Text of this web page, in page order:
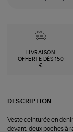
LIVRAISON
OFFERTE DÈS 150
€
DESCRIPTION
Veste ceinturée en
devant, deux poches à